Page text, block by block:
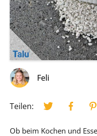
Feli
Teilen:
Ob beim Kochen und